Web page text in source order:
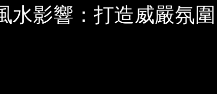
水影響：打造威嚴氛圍